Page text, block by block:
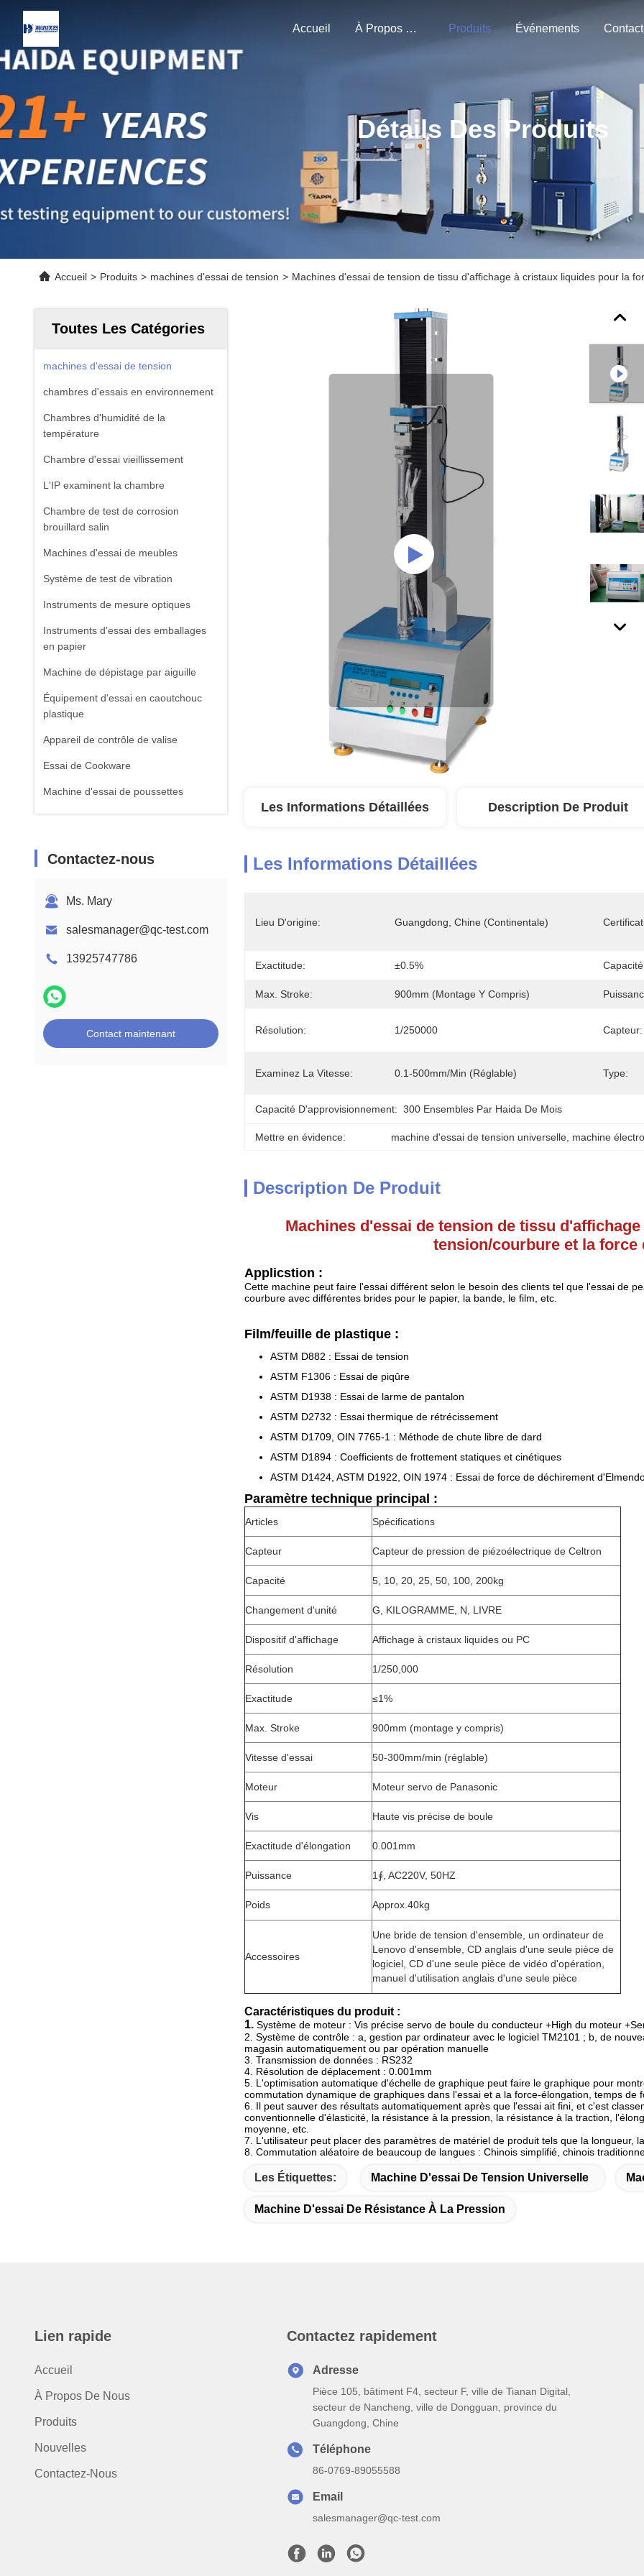
Accueil À Propos De Nous Produits Événements
Détails Des Produits
Accueil > Produits > machines d'essai de tension > Machines d'essai de tension de tissu d'affichage à cristaux liquides pour la
Toutes Les Catégories
machines d'essai de tension
chambres d'essais en environnement
Chambres d'humidité de la
température
Chambre d'essai vieillissement
L'IP examinent la chambre
Chambre de test de corrosion
brouillard salin
Machines d'essai de meubles
Système de test de vibration
Instruments de mesure optiques
Instruments d'essai des emballages
en papier
Machine de dépistage par aiguille
Équipement d'essai en caoutchouc
plastique
Appareil de contrôle de valise
Essai de Cookware
Machine d'essai de poussettes
équipement d'essai de textile
Machine d'analyse chimique
Contactez-nous
Ms. Mary
salesmanager@qc-test.com
13925747786
Contact maintenant
Les Informations Détaillées Description De Produit
Les Informations Détaillées
Lieu D'origine: Guangdong, Chine (continentale)
Exactitude: ±0.5%
Max. Stroke: 900mm (montage Y Compris)
Résolution: 1/250000 Capteur:
Examinez La Vitesse: 0.1-500mm/min (réglable) Type:
Capacité D'approvisionnement: 300 Ensembles Par Haida De Mois
Mettre en évidence: machine d'essai de tension universelle, machine
Description De Produit
Machines d'essai de tension de tissu
tension/courbure et la force
Applicstion :
Cette machine peut faire l'essai différent selon le besoin des clients tel que l'essai de
courbure avec différentes brides pour le papier, la bande, le film, etc.
Film/feuille de plastique :
ASTM D882 : Essai de tension
ASTM F1306 : Essai de piqûre
ASTM D1938 : Essai de larme de pantalon
ASTM D2732 : Essai thermique de rétrécissement
ASTM D1709, OIN 7765-1 : Méthode de chute libre de dard
ASTM D1894 : Coefficients de frottement statiques et cinétiques
ASTM D1424, ASTM D1922, OIN 1974 : Essai de force de déchirement
Paramètre technique principal :
Articles Spécifications
Capteur Capteur de pression de piézoélectrique de Celtron
Capacité 5, 10, 20, 25, 50, 100, 200kg
Changement d'unité G, KILOGRAMME, N, LIVRE
Dispositif d'affichage Affichage à cristaux liquides ou PC
Résolution 1/250,000
Exactitude ≤1%
Max. Stroke 900mm (montage y compris)
Vitesse d'essai 50-300mm/min (réglable)
Moteur Moteur servo de Panasonic
Vis Haute vis précise de boule
Exactitude d'élongation 0.001mm
Puissance 1∮, AC220V, 50HZ
Poids Approx.40kg
Accessoires
Une bride de tension d'ensemble, un ordinateur de
Lenovo d'ensemble, CD anglais d'une seule pièce de
logiciel, CD d'une seule pièce de vidéo d'opération,
manuel d'utilisation anglais d'une seule pièce
Caractéristiques du produit :
1. Système de moteur : Vis précise servo de boule du conducteur +High du moteur
2. Système de contrôle : a, gestion par ordinateur avec le logiciel TM2101 ; b, de
magasin automatiquement ou par opération manuelle
3. Transmission de données : RS232
4. Résolution de déplacement : 0.001mm
5. L'optimisation automatique d'échelle de graphique peut faire le graphique pour
commutation dynamique de graphiques dans l'essai et a la force-élongation, temps de
6. Il peut sauver des résultats automatiquement après que l'essai ait fini, et c'est
conventionnelle d'élasticité, la résistance à la pression, la résistance à la traction,
moyenne, etc.
7. L'utilisateur peut placer des paramètres de matériel de produit tels que la longueur,
8. Commutation aléatoire de beaucoup de langues : Chinois simplifié, chinois
Les Étiquettes: Machine D'essai De Tension Universelle
Machine D'essai De Résistance À La Pression
Lien rapide
Accueil
À Propos De Nous
Produits
Nouvelles
Contactez-Nous
Contactez rapidement
Adresse
Pièce 105, bâtiment F4, secteur F, ville de Tianan Digital,
secteur de Nancheng, ville de Dongguan, province du
Guangdong, Chine
Téléphone
86-0769-89055588
Email
salesmanager@qc-test.com